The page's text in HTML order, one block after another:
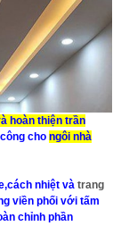
hoàn thiện trần
cho ngôi nhà
nhiệt và trang
viền phối với tấm
chỉnh phần